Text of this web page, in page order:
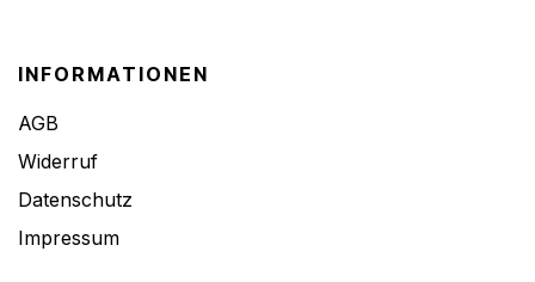
INFORMATIONEN
AGB
Widerruf
Datenschutz
Impressum